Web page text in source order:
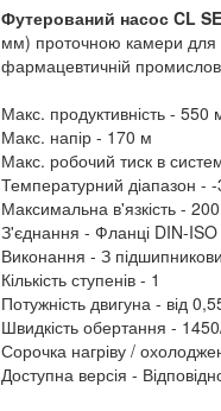
Футерований насос CL
мм) проточною камери для
фармацевтичній
Макс. продуктивність - 550
Макс. напір - 170 м
Макс. робочий тиск в
Температурний діапазон -
Максимальна в'язкість -
З'єднання - Фланці DIN-ISO
Виконання - З
Кількість ступенів - 1
Потужність двигуна - від
Швидкість обертання -
Сорочка нагріву /
Доступна версія -